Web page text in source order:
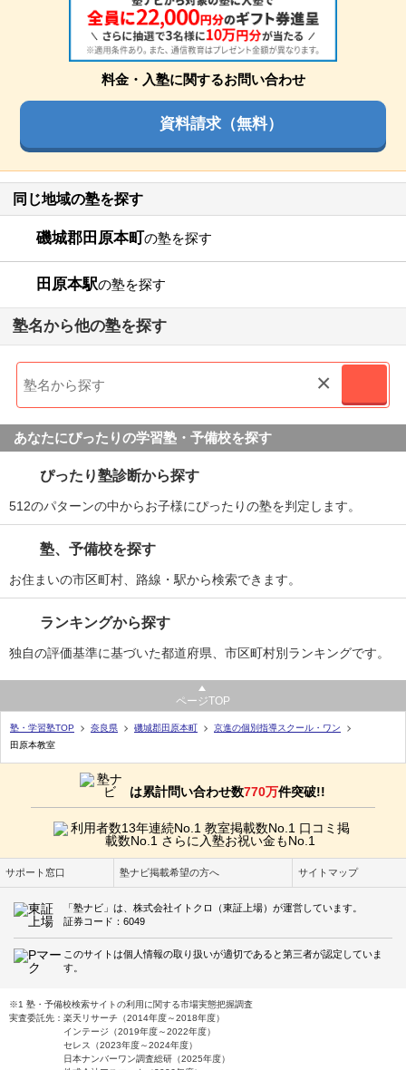
料金・入塾に関するお問い合わせ
資料請求（無料）
同じ地域の塾を探す
磯城郡田原本町の塾を探す
田原本駅の塾を探す
塾名から他の塾を探す
×
あなたにぴったりの学習塾・予備校を探す
ぴったり塾診断から探す
512のパターンの中からお子様にぴったりの塾を判定します。
塾、予備校を探す
お住まいの市区町村、路線・駅から検索できます。
ランキングから探す
独自の評価基準に基づいた都道府県、市区町村別ランキングです。
ページTOP
塾・学習塾TOP 奈良県 磯城郡田原本町
京進の個別指導スクール・ワン
田原本教室
は累計問い合わせ数770万件突破!!
サポート窓口 塾ナビ掲載希望の方へ サイトマップ
「塾ナビ」は、株式会社イトクロ（東証上場）が運営しています。
証券コード：6049
このサイトは個人情報の取り扱いが適切であると第三者が認定していま
す。
※1 塾・予備校検索サイトの利用に関する市場実態把握調査
実査委託先：楽天リサーチ（2014年度～2018年度）
インテージ（2019年度～2022年度）
セレス（2023年度～2024年度）
日本ナンバーワン調査総研（2025年度）